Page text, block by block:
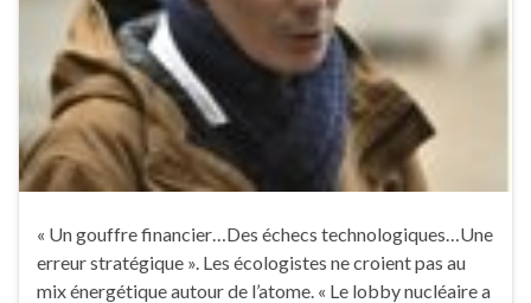
« Un gouffre financier…Des échecs technologiques…Une
erreur stratégique ». Les écologistes ne croient pas au
mix énergétique autour de l’atome. « Le lobby nucléaire a